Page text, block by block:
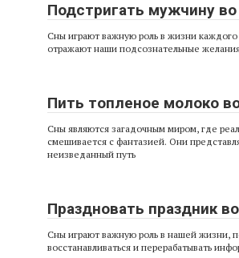
Подстригать мужчину во
Сны играют важную роль в жизни
отражают наши подсознательные
Пить топленое молоко
Сны являются загадочным миром, где
смешивается с фантазией. Они
неизведанный путь
Праздновать праздник
Сны играют важную роль в нашей жизни,
восстанавливаться и перерабатывать